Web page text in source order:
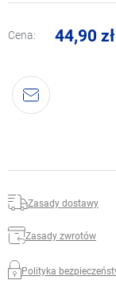
Cena: 44,90 zł
Zasady dostawy
Zasady zwrotów
Polityka